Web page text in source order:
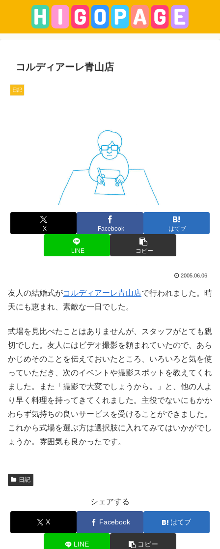
コルディアーレ青山店
日記
X Facebook はてブ
LINE コピー
2005.06.06
友人の結婚式がコルディアーレ青山店で行われました。晴
天にも恵まれ、素敵な一日でした。
式場を見比べたことはありませんが、スタッフがとても親
切でした。友人にはビデオ撮影を頼まれていたので、あら
かじめそのことを伝えておいたところ、いろいろと気を使
っていただき、次のイベントや撮影スポットを教えてくれ
ました。また「撮影で大変でしょうから。」と、他の人よ
り早く料理を持ってきてくれました。主役でないにもかか
わらず気持ちの良いサービスを受けることができました。
これから式場を選ぶ方は選択肢に入れてみてはいかがでし
ょうか。雰囲気も良かったです。
日記
シェアする
X Facebook はてブ
LINE コピー